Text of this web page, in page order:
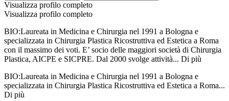
Visualizza profilo completo
Visualizza profilo completo
BIO:Laureata in Medicina e Chirurgia nel 1991 a Bologna e
specializzata in Chirurgia Plastica Ricostruttiva ed Estetica a Roma
con il massimo dei voti. E’ socio delle maggiori società di Chirurgia
Plastica, AICPE e SICPRE. Dal 2000 svolge attività... Di più
BIO:Laureata in Medicina e Chirurgia nel 1991 a Bologna e
specializzata in Chirurgia Plastica Ricostruttiva ed Estetica a Roma...
Di più